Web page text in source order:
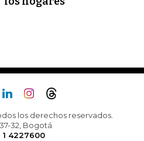
los derechos reservados.
37-32, Bogotá
1 4227600